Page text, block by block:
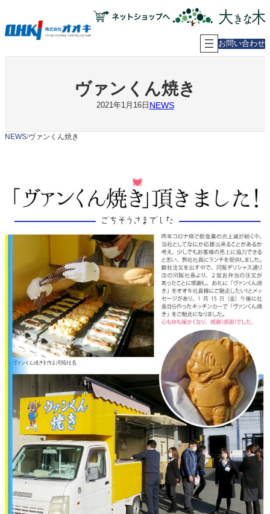
を
キ
お問い合わせ
ヴァンくん焼き
2021年1月16日 NEWS
NEWS/ヴァンくん焼き